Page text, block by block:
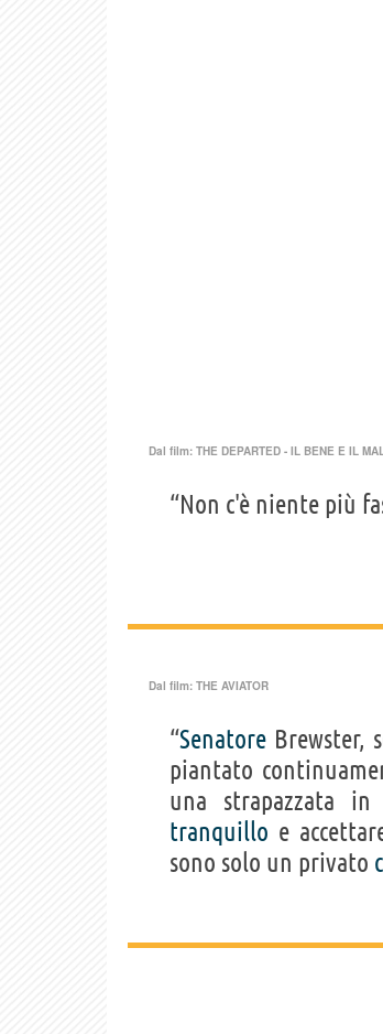
Dal film: THE DEPARTED - IL BENE E IL
“Non c'è niente più
Dal film: THE AVIATOR
“Senatore Brewster,
piantato
una strapazzata
tranquillo e
sono solo un privato